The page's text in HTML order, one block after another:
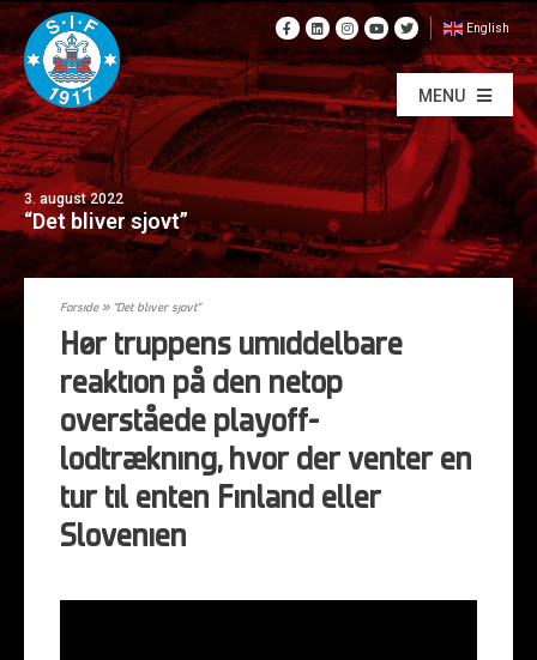
English
MENU
3. august 2022
“Det bliver sjovt”
Forside» “Det bliver sjovt”
Hør truppens umiddelbare
reaktion på den netop
overståede playoff-
lodtrækning, hvor der venter en
tur til enten Finland eller
Slovenien